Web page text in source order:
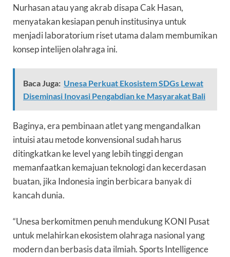
Nurhasan atau yang akrab disapa Cak Hasan,
menyatakan kesiapan penuh institusinya untuk
menjadi laboratorium riset utama dalam membumikan
konsep intelijen olahraga ini.
Baca Juga: Unesa Perkuat Ekosistem SDGs Lewat
Diseminasi Inovasi Pengabdian ke Masyarakat Bali
Baginya, era pembinaan atlet yang mengandalkan
intuisi atau metode konvensional sudah harus
ditingkatkan ke level yang lebih tinggi dengan
memanfaatkan kemajuan teknologi dan kecerdasan
buatan, jika Indonesia ingin berbicara banyak di
kancah dunia.
“Unesa berkomitmen penuh mendukung KONI Pusat
untuk melahirkan ekosistem olahraga nasional yang
modern dan berbasis data ilmiah. Sports Intelligence